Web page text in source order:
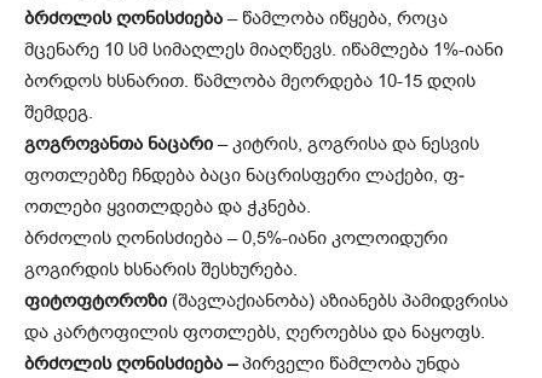
ბრძოლის ღონისძიება – წამლობა იწყება, როცა
მცენარე 10 სმ სიმაღლეს მიაღწევს. იწამლება 1%-იანი
ბორდოს ხსნარით. წამლობა მეორდება 10-15 დღის
შემდეგ.
გოგროვანთა ნაცარი – კიტრის, გოგრისა და ნესვის
ფოთლებზე ჩნდება ბაცი ნაც­რისფერი ლაქები, ფ­
ოთლები ყვითლდება და ჭკნება.
ბრძოლის ღონისძიება – 0,5%-იანი კო­ლო­იდური
გოგირდის ხსნარის შესხურება.
ფიტოფტოროზი (შავლაქიანობა) აზიანებს პა­მიდვრისა
და კარტოფილის ფოთლებს, ღეროებსა და ნა­ყოფს.
ბრძოლის ღონისძიება –პირველი წამლობა უნდა